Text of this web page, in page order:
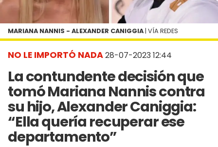
NO LE IMPORTÓ NADA28-07-2023 12:44
La contundente decisión que
tomó Mariana Nannis contra
su hijo, Alexander Caniggia:
“Ella quería recuperar ese
departamento”
MARIANA NANNIS - ALEXANDER CANIGGIA | VÍA REDES